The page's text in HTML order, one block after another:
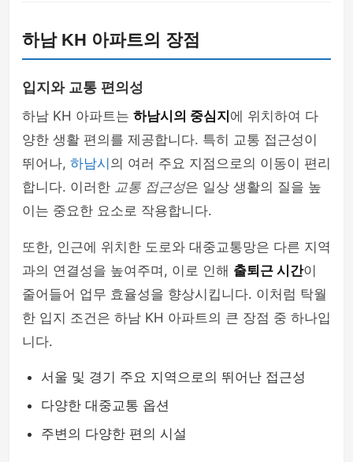
하남 KH 아파트의 장점
입지와 교통 편의성
하남 KH 아파트는 하남시의 중심지 에 위치하여 다
양한 생활 편의를 제공합니다. 특히 교통 접근성이
뛰어나, 하남시 의 여러 주요 지점으로의 이동이 편리
합니다. 이러한 교통 접근성은 일상 생활의 질을 높
이는 중요한 요소로 작용합니다.
또한, 인근에 위치한 도로와 대중교통망은 다른 지역
과의 연결성을 높여주며, 이로 인해 출퇴근 시간이
줄어들어 업무 효율성을 향상시킵니다. 이처럼 탁월
한 입지 조건은 하남 KH 아파트의 큰 장점 중 하나입
니다.
서울 및 경기 주요 지역으로의 뛰어난 접근성
다양한 대중교통 옵션
주변의 다양한 편의 시설